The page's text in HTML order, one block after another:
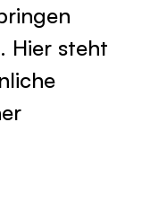
Hier steht